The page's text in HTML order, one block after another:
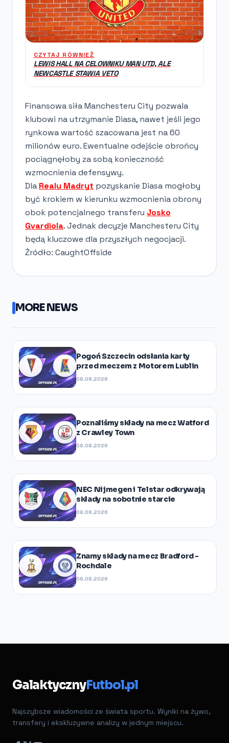
CZYTAJ RÓWNIEŻ
LEWIS HALL NA CELOWNIKU MAN UTD, ALE
NEWCASTLE STAWIA VETO
Finansowa siła Manchesteru City pozwala
klubowi na utrzymanie Diasa, nawet jeśli jego
rynkowa wartość szacowana jest na 60
milionów euro. Ewentualne odejście obrońcy
pociągnęłoby za sobą konieczność
wzmocnienia defensywy.
Dla Realu Madryt pozyskanie Diasa mogłoby
być krokiem w kierunku wzmocnienia obrony
obok potencjalnego transferu Josko
Gvardiola. Jednak decyzje Manchesteru City
będą kluczowe dla przyszłych negocjacji.
Źródło: CaughtOffside
MORE NEWS
Pogoń Szczecin odsłania karty
przed meczem z Motorem Lublin
08.08.2026
Poznaliśmy składy na mecz Watford
z Crawley Town
08.08.2026
NEC Nijmegen i Telstar odkrywają
składy na sobotnie starcie
08.08.2026
Znamy składy na mecz Bradford -
Rochdale
08.08.2026
GalaktycznyFutbol.pl
Najszybsze wiadomości ze świata sportu. Wyniki na żywo,
transfery i ekskluzywne analizy w jednym miejscu.